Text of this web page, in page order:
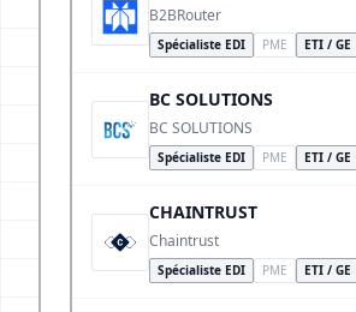
B2BRouter
Spécialiste EDI PME ETI / GE
BC SOLUTIONS
BC SOLUTIONS
Spécialiste EDI PME ETI / GE
CHAINTRUST
Chaintrust
Spécialiste EDI PME ETI / GE